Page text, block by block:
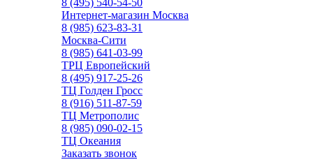
8 (495) 540-54-50
Интернет-магазин Москва
8 (985) 623-83-31
Москва-Сити
8 (985) 641-03-99
ТРЦ Европейский
8 (495) 917-25-26
ТЦ Голден Гросс
8 (916) 511-87-59
ТЦ Метрополис
8 (985) 090-02-15
ТЦ Океания
Заказать звонок